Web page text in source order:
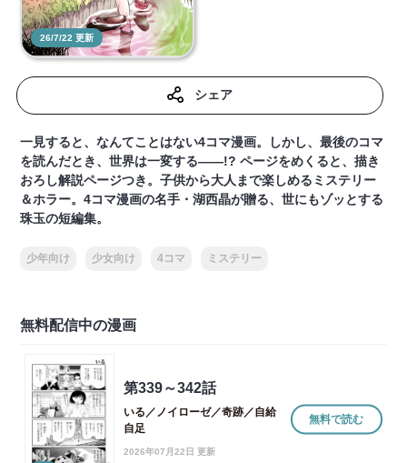
26/7/22 更新
シェア
一見すると、なんてことはない4コマ漫画。しかし、最後のコマ
を読んだとき、世界は一変する――!? ページをめくると、描き
おろし解説ページつき。子供から大人まで楽しめるミステリー
＆ホラー。4コマ漫画の名手・湖西晶が贈る、世にもゾッとする
珠玉の短編集。
少年向け 少女向け 4コマ ミステリー
無料配信中の漫画
第339～342話
いる／ノイローゼ／奇跡／自給
自足
2026年07月22日 更新
無料で読む